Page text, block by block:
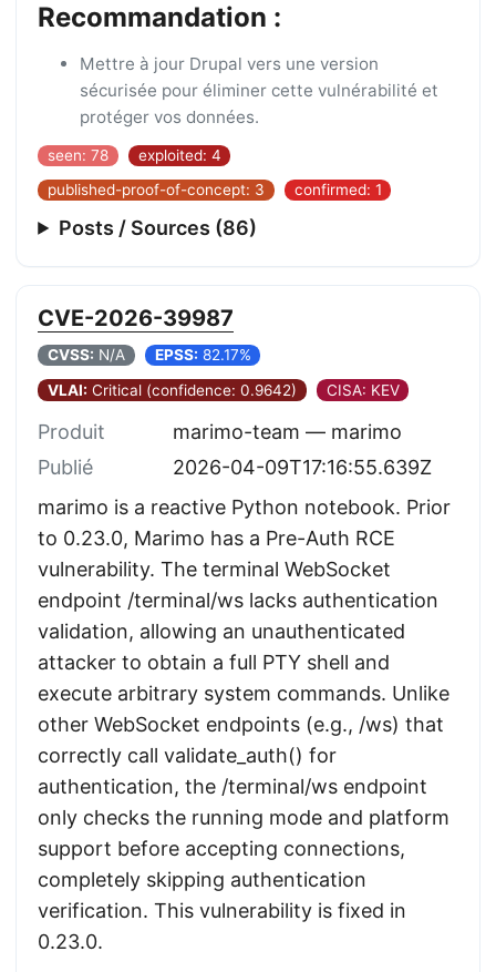
Recommandation :
Mettre à jour Drupal vers une version
sécurisée pour éliminer cette vulnérabilité et
protéger vos données.
seen: 78
exploited: 4
published-proof-of-concept: 3
confirmed: 1
Posts / Sources (86)
CVE-2026-39987
CVSS: N/A EPSS: 82.17%
VLAI: Critical (confidence: 0.9642) CISA: KEV
Produit
marimo-team — marimo
Publié
2026-04-09T17:16:55.639Z
marimo is a reactive Python notebook. Prior
to 0.23.0, Marimo has a Pre-Auth RCE
vulnerability. The terminal WebSocket
endpoint /terminal/ws lacks authentication
validation, allowing an unauthenticated
attacker to obtain a full PTY shell and
execute arbitrary system commands. Unlike
other WebSocket endpoints (e.g., /ws) that
correctly call validate_auth() for
authentication, the /terminal/ws endpoint
only checks the running mode and platform
support before accepting connections,
completely skipping authentication
verification. This vulnerability is fixed in
0.23.0.